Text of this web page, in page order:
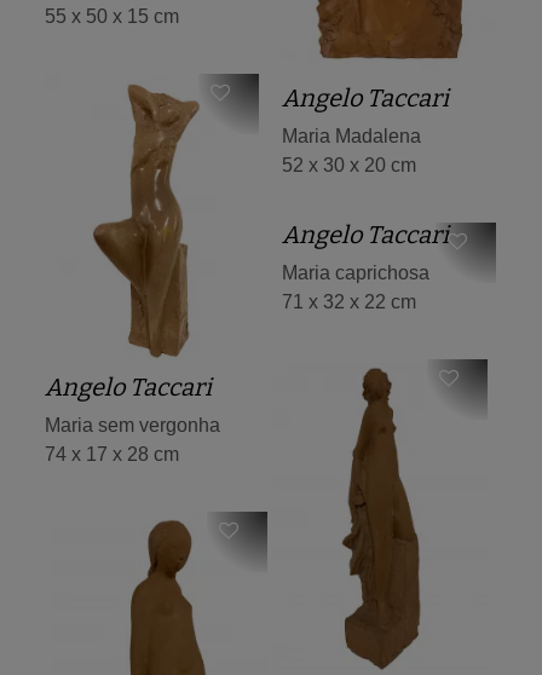
55 x 50 x 15 cm
Angelo Taccari
Maria Madalena
52 x 30 x 20 cm
Angelo Taccari
Maria sem vergonha
74 x 17 x 28 cm
Angelo Taccari
Maria caprichosa
71 x 32 x 22 cm